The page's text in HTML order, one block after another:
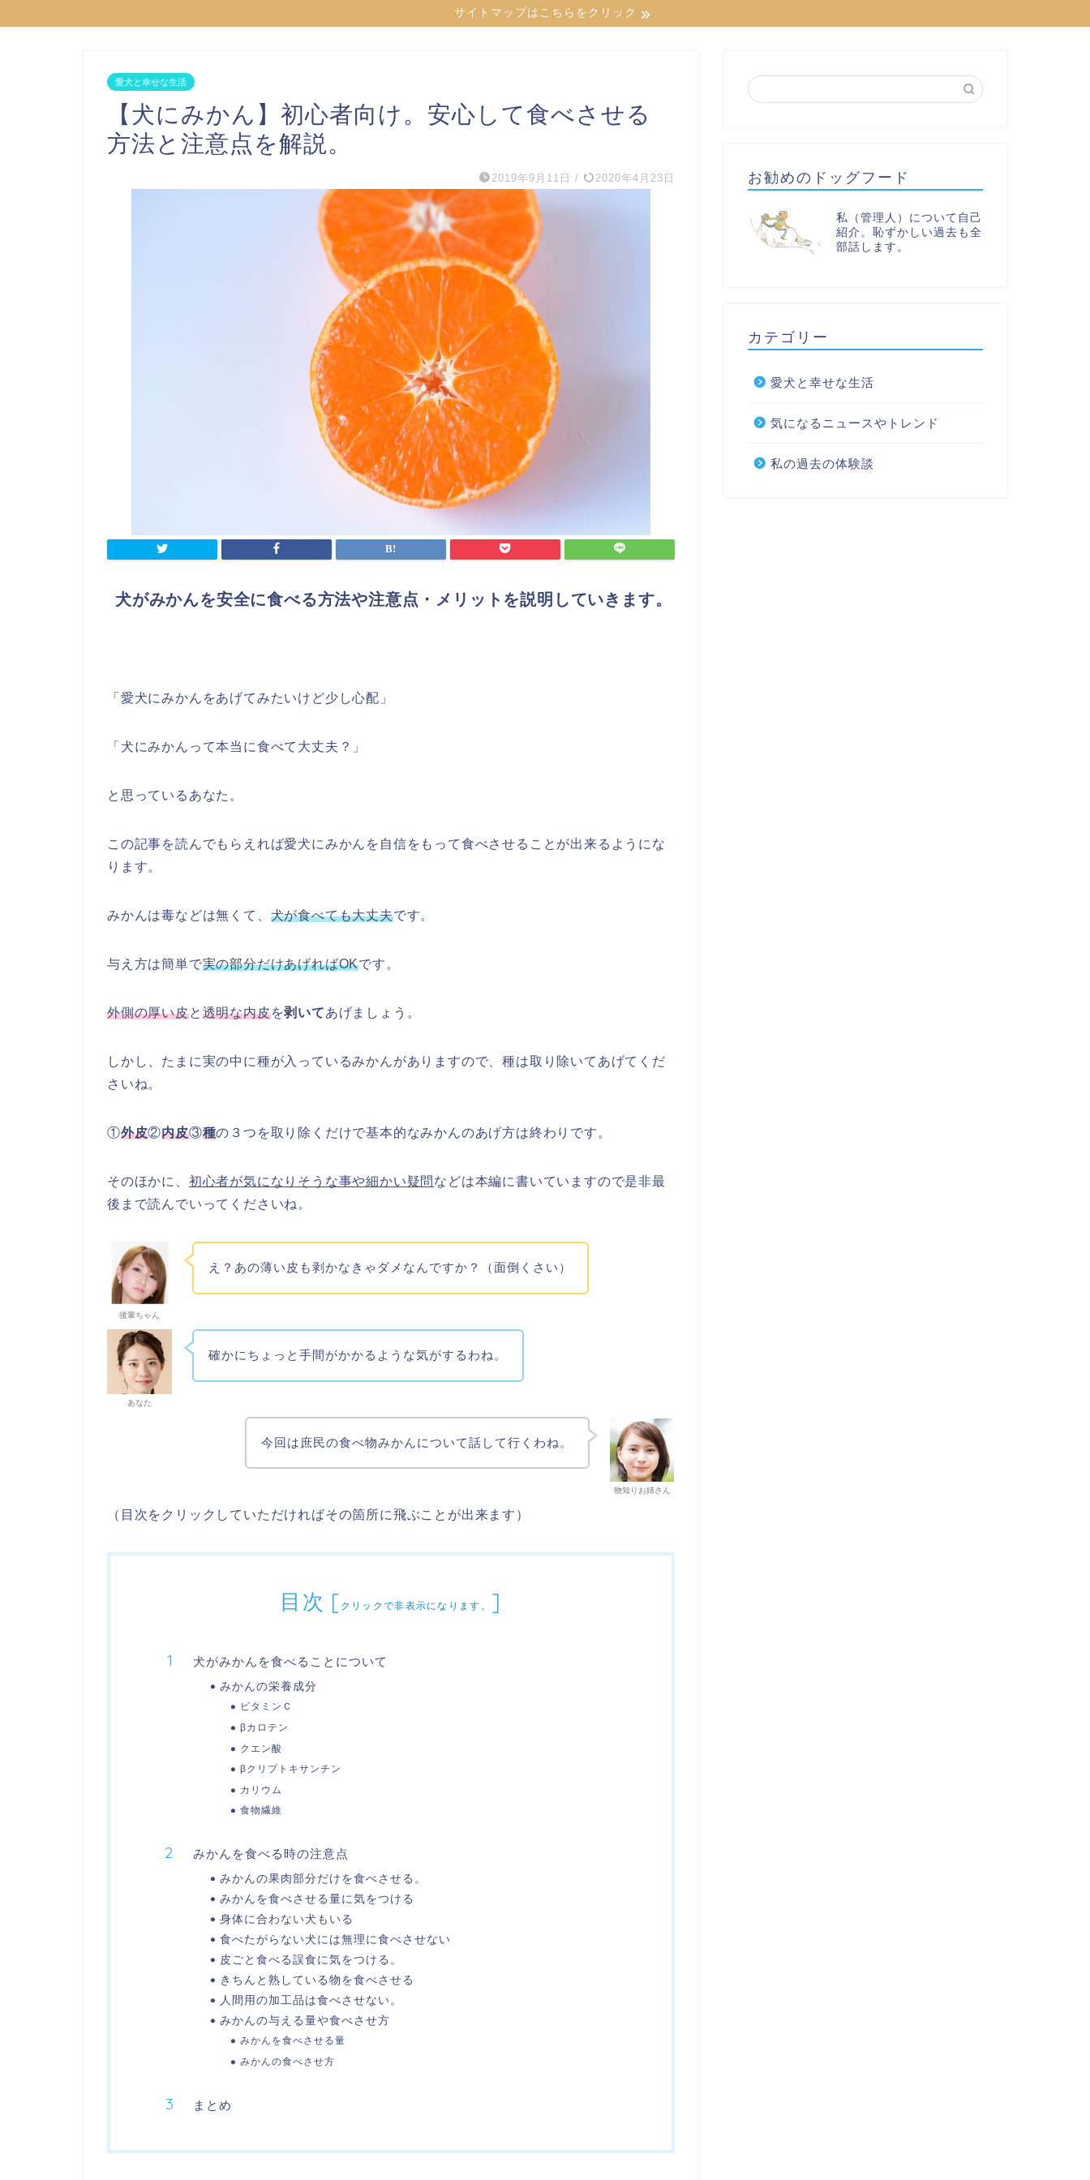
サイトマップはこちらをクリック
愛犬と幸せな生活
【犬にみかん】初心者向け。安心して食べさせる
方法と注意点を解説。
2019年9月11日 / 2020年4月23日
犬がみかんを安全に食べる方法や注意点・メリットを説明していきます。
「愛犬にみかんをあげてみたいけど少し心配」
「犬にみかんって本当に食べて大丈夫？」
と思っているあなた。
この記事を読んでもらえれば愛犬にみかんを自信をもって食べさせることが出来るようにな
ります。
みかんは毒などは無くて、 犬が食べても大丈夫です。
与え方は簡単で実の部分だけあげればOKです。
外側の厚い皮と 透明な内皮を剥いてあげましょう。
しかし、たまに実の中に種が入っているみかんがありますので、種は取り除いてあげてくだ
さいね。
①外皮②内皮③種の３つを取り除くだけで基本的なみかんのあげ方は終わりです。
そのほかに、 初心者が気になりそうな事や細かい疑問 などは本編に書いていますので是非最
後まで読んでいってくださいね。
後輩ちゃん
え？あの薄い皮も剥かなきゃダメなんですか？（面倒くさい）
あなた
確かにちょっと手間がかかるような気がするわね。
物知りお姉さん
今回は庶民の食べ物みかんについて話して行くわね。
（目次をクリックしていただければその箇所に飛ぶことが出来ます）
目次 [ クリックで非表示になります。 ]
犬がみかんを食べることについて
みかんの栄養成分
ビタミンＣ
βカロテン
クエン酸
βクリプトキサンチン
カリウム
食物繊維
みかんを食べる時の注意点
みかんの果肉部分だけを食べさせる。
みかんを食べさせる量に気をつける
身体に合わない犬もいる
食べたがらない犬には無理に食べさせない
皮ごと食べる誤食に気をつける。
きちんと熟している物を食べさせる
人間用の加工品は食べさせない。
みかんの与える量や食べさせ方
みかんを食べさせる量
みかんの食べさせ方
まとめ
お勧めのドッグフード
私（管理人）について自己
紹介。恥ずかしい過去も全
部話します。
カテゴリー
愛犬と幸せな生活
気になるニュースやトレンド
私の過去の体験談